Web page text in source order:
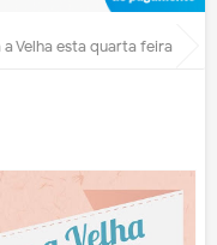
a Velha esta quarta feira